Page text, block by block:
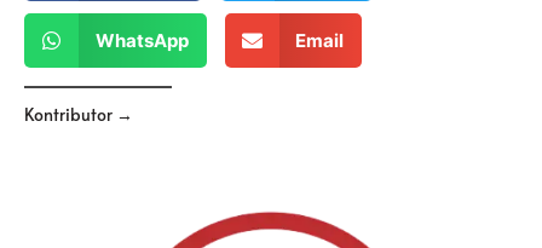
WhatsApp Email
Kontributor →